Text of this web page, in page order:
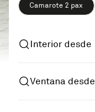
Camarote 2 pax
Interior desde
Ventana desde